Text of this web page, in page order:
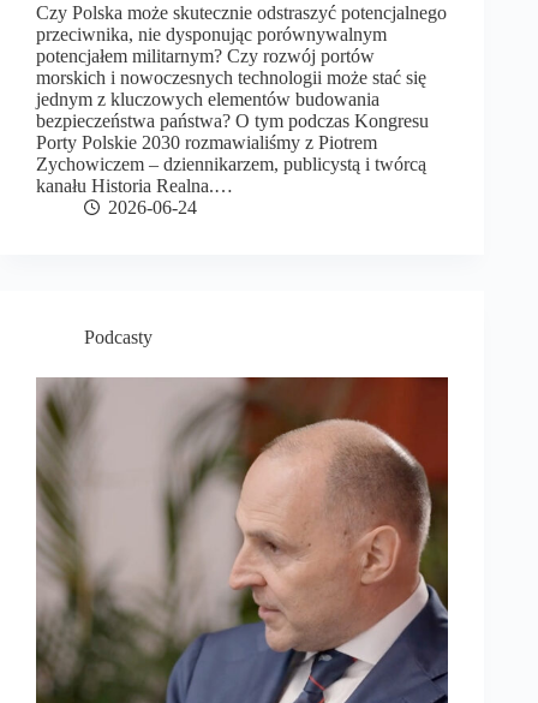
Czy Polska może skutecznie odstraszyć potencjalnego
przeciwnika, nie dysponując porównywalnym
potencjałem militarnym? Czy rozwój portów
morskich i nowoczesnych technologii może stać się
jednym z kluczowych elementów budowania
bezpieczeństwa państwa? O tym podczas Kongresu
Porty Polskie 2030 rozmawialiśmy z Piotrem
Zychowiczem – dziennikarzem, publicystą i twórcą
kanału Historia Realna.…
2026-06-24
Podcasty